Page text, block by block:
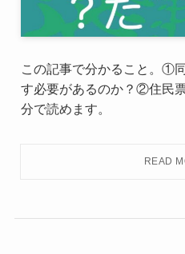
この記事で分かること。①
す必要があるのか？②住民
分で読めます。